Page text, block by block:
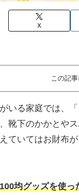
X
この記
いる家庭では、
靴下のかかとや
ていてはお財布
100均グッズを使っ